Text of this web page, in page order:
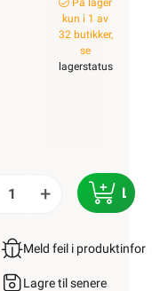
På lager
kun i 1 av
32 butikker,
se
lagerstatus
+
Meld feil i
Lagre til senere